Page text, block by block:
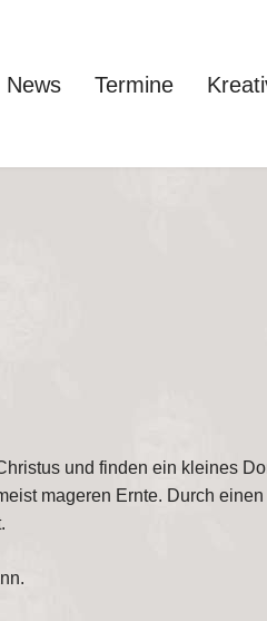
News Termine
und finden ein kleines
mageren Ernte. Durch